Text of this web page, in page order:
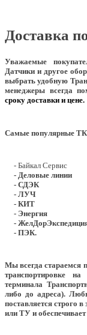
Доставка
Уважаемые
Датчики и другое
выбрать удобную
менеджеры всегда
сроку доставки и цене.
Самые популярные
- Байкал Сервис
- Деловые линии
- СДЭК
- ЛУЧ
- КИТ
- Энергия
-
- ПЭК.
Мы всегда стараемся
транспортировке
терминала
либо до адреса).
поставляется строго
или ТУ и